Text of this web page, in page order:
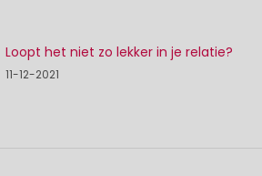
Loopt het niet zo lekker in je relatie?
11-12-2021